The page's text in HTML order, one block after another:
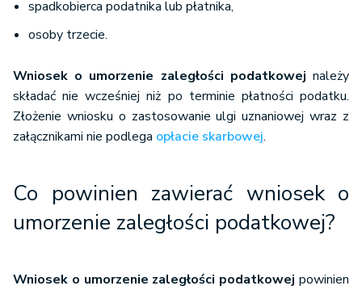
spadkobierca podatnika lub płatnika,
osoby trzecie.
Wniosek o umorzenie zaległości podatkowej należy
składać nie wcześniej niż po terminie płatności podatku.
Złożenie wniosku o zastosowanie ulgi uznaniowej wraz z
załącznikami nie podlega opłacie skarbowej.
Co powinien zawierać wniosek o
umorzenie zaległości podatkowej?
Wniosek o umorzenie zaległości podatkowej powinien